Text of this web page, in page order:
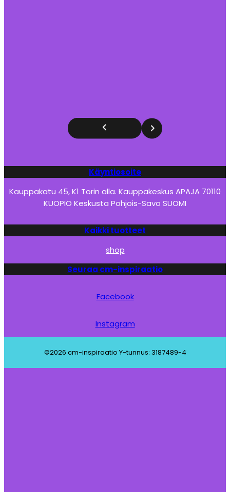
Käyntiosoite
Kauppakatu 45, K1 Torin alla. Kauppakeskus APAJA 70110
KUOPIO Keskusta Pohjois-Savo SUOMI
Kaikki tuotteet
shop
Seuraa cm-inspiraatio
Facebook
Instagram
©2026 cm-inspiraatio Y-tunnus: 3187489-4